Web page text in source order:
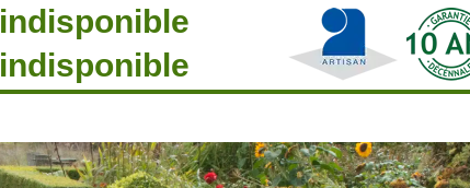
indisponible
indisponible